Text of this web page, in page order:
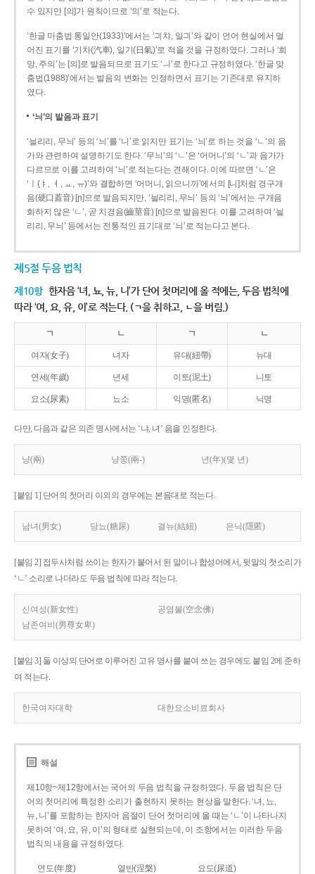
수 있지만 [의]가 원칙이므로 ‘의’로 적는다.
‘한글 마춤법 통일안(1933)’에서는 ‘긔챠, 일긔’와 같이 언어 현실에서 멀
어진 표기를 ‘기차(汽車), 일기(日氣)’로 적을 것을 규정하였다. 그러나 ‘희
망, 주의’는 [의]로 발음되므로 표기도 ‘ㅢ’로 한다고 규정하였다. ‘한글 맞
춤법(1988)’에서는 발음의 변화는 인정하면서 표기는 기존대로 유지하
였다.
‘늬’의 발음과 표기
‘늴리리, 무늬’ 등의 ‘늬’를 ‘니’로 읽지만 표기는 ‘늬’로 하는 것을 ‘ㄴ’의 음
가와 관련하여 설명하기도 한다. ‘무늬’의 ‘ㄴ’은 ‘어머니’의 ‘ㄴ’과 음가가
다르므로 이를 고려하여 ‘늬’로 적는다는 견해이다. 이에 따르면 ‘ㄴ’은
‘ㅣ(ㅑ, ㅕ, ㅛ, ㅠ)’와 결합하면 ‘어머니, 읽으니까’에서의 [니]처럼 경구개
음(硬口蓋音) [ɲ]으로 발음되지만, ‘늴리리, 무늬’ 등의 ‘늬’에서는 구개음
화하지 않은 ‘ㄴ’, 곧 치경음(齒莖音) [n]으로 발음된다. 이를 고려하여 ‘늴
리리, 무늬’ 등에서는 전통적인 표기대로 ‘늬’로 적는다고 본다.
제5절 두음 법칙
제10항 한자음 ‘녀, 뇨, 뉴, 니’가 단어 첫머리에 올 적에는, 두음 법칙에
따라 ‘여, 요, 유, 이’로 적는다. (ㄱ을 취하고, ㄴ을 버림.)
ㄱ ㄴ ㄱ ㄴ
여자(女子) 녀자 유대(紐帶) 뉴대
연세(年歲) 년세 이토(泥土) 니토
요소(尿素) 뇨소 익명(匿名) 닉명
다만, 다음과 같은 의존 명사에서는 ‘냐, 녀’ 음을 인정한다.
냥(兩) 냥쭝(兩-) 년(年)(몇 년)
[붙임 1] 단어의 첫머리 이외의 경우에는 본음대로 적는다.
남녀(男女) 당뇨(糖尿) 결뉴(結紐) 은닉(隱匿)
[붙임 2] 접두사처럼 쓰이는 한자가 붙어서 된 말이나 합성어에서, 뒷말의 첫소리가
‘ㄴ’ 소리로 나더라도 두음 법칙에 따라 적는다.
신여성(新女性)
공염불(空念佛)
남존여비(男尊女卑)
[붙임 3] 둘 이상의 단어로 이루어진 고유 명사를 붙여 쓰는 경우에도 붙임 2에 준하
여 적는다.
한국여자대학 대한요소비료회사
해설
제10항~제12항에서는 국어의 두음 법칙을 규정하였다. 두음 법칙은 단
어의 첫머리에 특정한 소리가 출현하지 못하는 현상을 말한다. ‘녀, 뇨,
뉴, 니’를 포함하는 한자어 음절이 단어 첫머리에 올 때는 ‘ㄴ’이 나타나지
못하여 ‘여, 요, 유, 이’의 형태로 실현되는데, 이 조항에서는 이러한 두음
법칙의 내용을 규정하였다.
연도(年度) 열반(涅槃)
요도(尿道)